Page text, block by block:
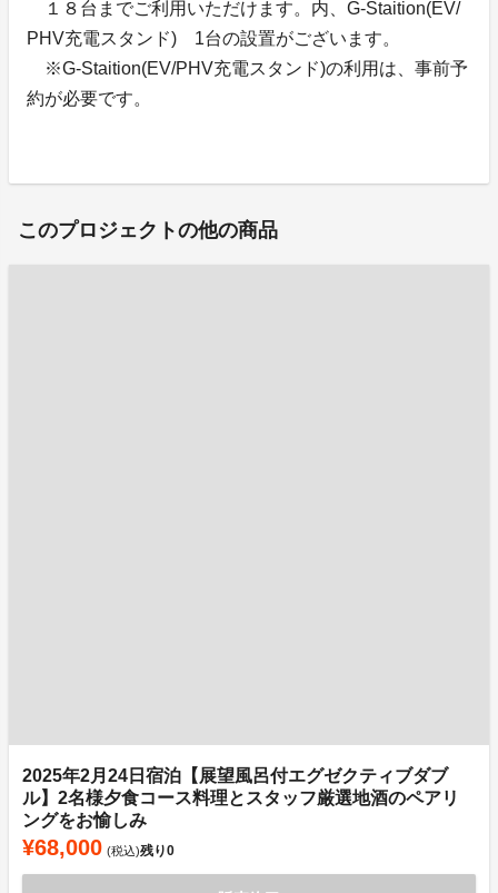
１８台までご利用いただけます。内、G-Staition(EV/
PHV充電スタンド) 1台の設置がございます。
※G-Staition(EV/PHV充電スタンド)の利用は、事前予
約が必要です。
このプロジェクトの他の商品
2025年2月24日宿泊【展望風呂付エグゼクティブダブ
ル】2名様夕食コース料理とスタッフ厳選地酒のペアリ
ングをお愉しみ
¥68,000 (税込)残り0